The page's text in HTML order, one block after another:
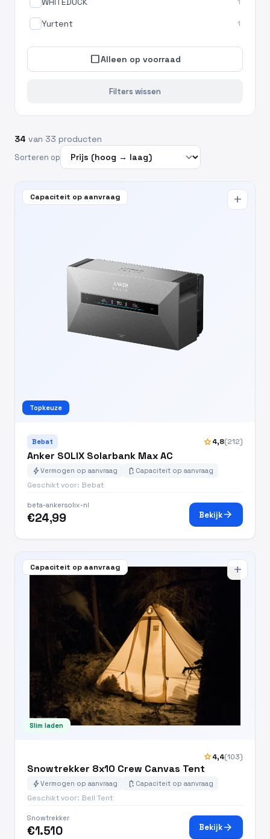
Yurtent 1
check_box_outline_blankAlleen op voorraad
Filters wissen
34 van 33 producten
Sorteren op
Capaciteit op aanvraag
Topkeuze
add
Bebat star4,8(212)
Anker SOLIX Solarbank Max AC
boltVermogen op aanvraag battery_charging_full Capaciteit op aanvraag
Geschikt voor: Bebat
beta-ankersolix-nl
€24,99 Bekijkarrow_forward
Capaciteit op aanvraag
Slim laden
add
star4,4(103)
Snowtrekker 8x10 Crew Canvas Tent
boltVermogen op aanvraag battery_charging_full Capaciteit op aanvraag
Geschikt voor: Bell Tent
Snowtrekker
€1.510 Bekijkarrow_forward